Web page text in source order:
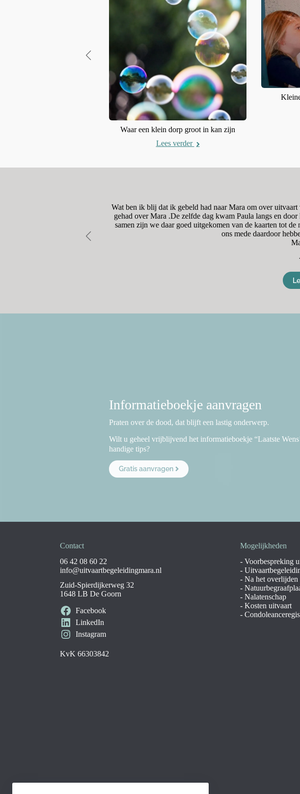
Waar een klein dorp groot in kan zijn
Lees verder
Wat ben ik blij dat ik gebeld had naar Mara om over
gehad over Mara .De zelfde dag kwam Paula langs en
samen zijn we daar goed uitgekomen van de kaarten tot
ons mede daardoor
Informatieboekje aanvragen
Praten over de dood, dat blijft een lastig onderwerp.
Wilt u geheel vrijblijvend het informatieboekje “Laatste
handige tips?
Gratis aanvragen
Contact
06 42 08 60 22
info@uitvaartbegeleidingmara.nl
Zuid-Spierdijkerweg 32
1648 LB De Goorn
Facebook
LinkedIn
Instagram
KvK 66303842
Mogelijkheden
- Voorbespreking
-
- Na het overlijden
-
- Nalatenschap
- Kosten uitvaart
-